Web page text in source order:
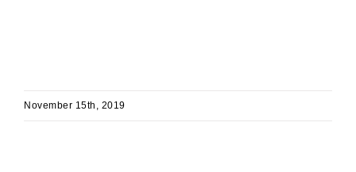
November 15th, 2019